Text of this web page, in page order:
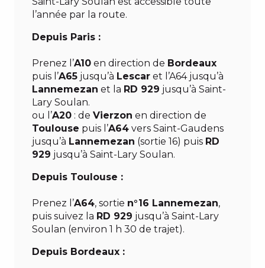
l’année par la route.
Depuis Paris :
Prenez l’A10 en direction de Bordeaux
puis l’A65 jusqu’à Lescar et l’A64 jusqu’à
Lannemezan et la RD 929 jusqu’à Saint-
Lary Soulan.
ou l’A20 : de Vierzon en direction de
Toulouse puis l’A64 vers Saint-Gaudens
jusqu’à Lannemezan (sortie 16) puis RD
929 jusqu’à Saint-Lary Soulan.
Depuis Toulouse :
Prenez l’A64, sortie n°16 Lannemezan,
puis suivez la RD 929 jusqu’à Saint-Lary
Soulan (environ 1 h 30 de trajet).
Depuis Bordeaux :